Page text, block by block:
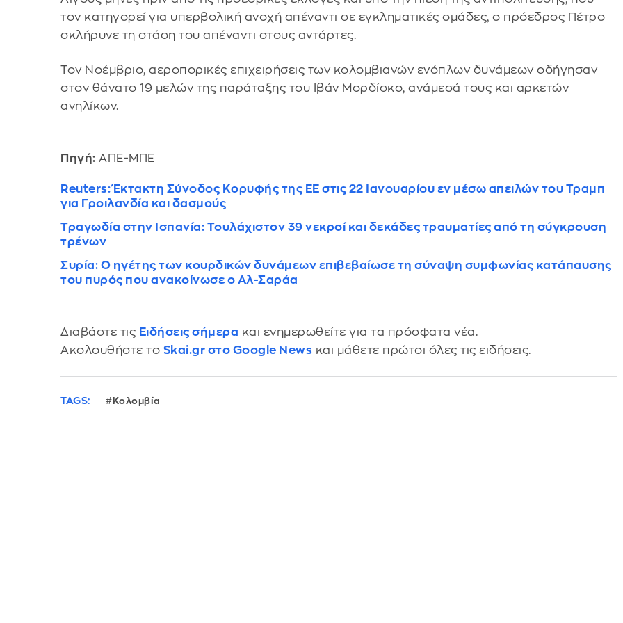
τον κατηγορεί για υπερβολική ανοχή απέναντι σε εγκληματικές ομάδες, ο πρόεδρος Πέτρο
σκλήρυνε τη στάση του απέναντι στους αντάρτες.
Τον Νοέμβριο, αεροπορικές επιχειρήσεις των κολομβιανών ενόπλων δυνάμεων οδήγησαν
στον θάνατο 19 μελών της παράταξης του Ιβάν Μορδίσκο, ανάμεσά τους και αρκετών
ανηλίκων.
Πηγή: ΑΠΕ-ΜΠΕ
Reuters: Έκτακτη Σύνοδος Κορυφής της ΕΕ στις 22 Ιανουαρίου εν μέσω απειλών του Τραμπ
για Γροιλανδία και δασμούς
Τραγωδία στην Ισπανία: Τουλάχιστον 39 νεκροί και δεκάδες τραυματίες από τη σύγκρουση
τρένων
Συρία: Ο ηγέτης των κουρδικών δυνάμεων επιβεβαίωσε τη σύναψη συμφωνίας κατάπαυσης
του πυρός που ανακοίνωσε ο Αλ-Σαράα
Διαβάστε τις Ειδήσεις σήμερα και ενημερωθείτε για τα πρόσφατα νέα.
Ακολουθήστε το Skai.gr στο Google News και μάθετε πρώτοι όλες τις ειδήσεις.
TAGS: Κολομβία